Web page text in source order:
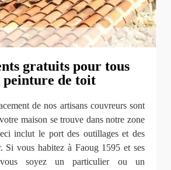
gratuits pour tous
peinture de toit
de nos artisans couvreurs sont
maison se trouve dans notre zone
inclut le port des outillages et des
Si vous habitez à Faoug 1595 et ses
soyez un particulier ou un